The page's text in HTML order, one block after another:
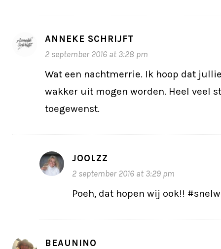
ANNEKE SCHRIJFT
2 september 2016 at 3:28 pm
Wat een nachtmerrie. Ik hoop dat
wakker uit mogen worden. Heel veel
toegewenst.
JOOLZZ
2 september 2016 at 3:29 pm
Poeh, dat hopen wij ook!!
BEAUNINO